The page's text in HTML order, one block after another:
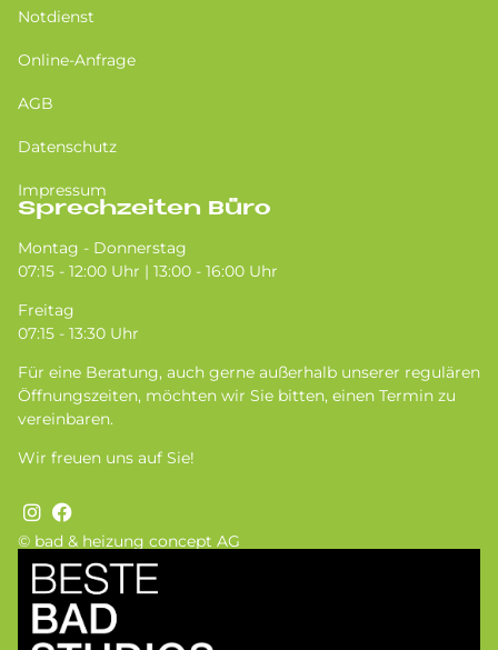
© bad & heizung concept AG
Notdienst
Online-Anfrage
AGB
Datenschutz
Impressum
Sprechzeiten Büro
Montag - Donnerstag
07:15 - 12:00 Uhr | 13:00 - 16:00 Uhr
Freitag
07:15 - 13:30 Uhr
Für eine Beratung, auch gerne außerhalb unserer regulären
Öffnungszeiten, möchten wir Sie bitten, einen Termin zu
vereinbaren.
Wir freuen uns auf Sie!